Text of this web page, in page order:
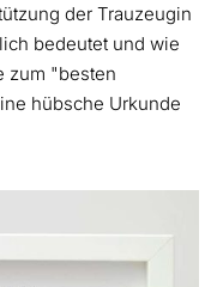
der Trauzeugin
bedeutet und wie
zum "besten
hübsche Urkunde